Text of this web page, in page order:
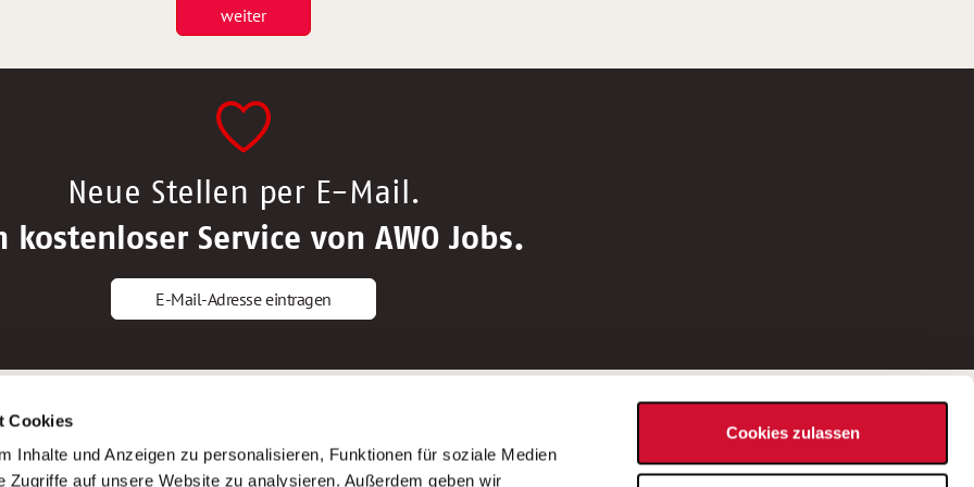
Cookies
Inhalte und Anzeigen zu personalisieren, Funktionen für soziale Medien
Zugriffe auf unsere Website zu analysieren. Außerdem geben wir
Cookies zulassen
weiter
Neue Stellen per E-Mail.
kostenloser Service von AWO Jobs.
E-Mail-Adresse eintragen
Altenpfleger*in
Krankenpfleger*in
AWO Gliederungen nach Bundesland
Stellenangebote nach Bundesländern